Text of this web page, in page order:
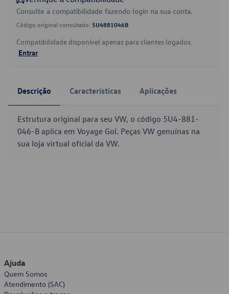
Consulte a compatibilidade fazendo login na sua conta.
Código original consultado: 5U4881046B
Compatibilidade disponível apenas para clientes logados.
Entrar
Descrição Características Aplicações
Estrutura original para seu VW, o código 5U4-881-
046-B aplica em Voyage Gol. Peças VW genuínas na
sua loja virtual oficial da VW.
Ajuda
Quem Somos
Atendimento (SAC)